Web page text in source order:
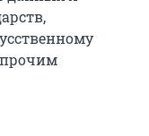
прочим